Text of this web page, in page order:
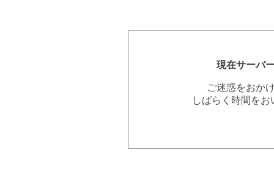
現在サーバ
ご迷惑をおか
しばらく時間を